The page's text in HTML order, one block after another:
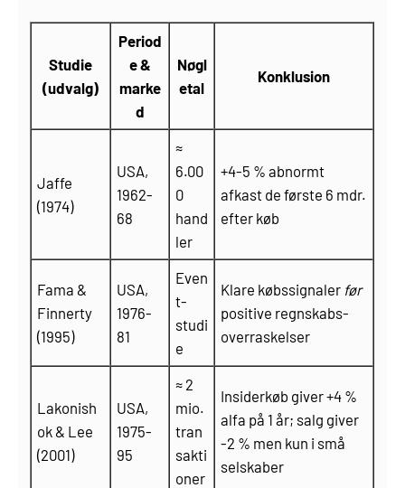
Studie
(udvalg)
Period
e &
marke
d
Nøgl
etal
Konklusion
Jaffe
(1974)
USA,
1962-
68
≈
6.00
0
hand
ler
+4-5 % abnormt
afkast de første 6 mdr.
efter køb
Fama &
Finnerty
(1995)
USA,
1976-
81
Even
t-
studi
e
Klare købs­signaler før
positive regnskabs­
overraskelser
Lakonish
ok & Lee
(2001)
USA,
1975-
95
≈ 2
mio.
tran
sakti
oner
Insiderkøb giver +4 %
alfa på 1 år; salg giver
-2 % men kun i små
selskaber